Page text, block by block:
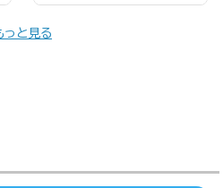
っと見る